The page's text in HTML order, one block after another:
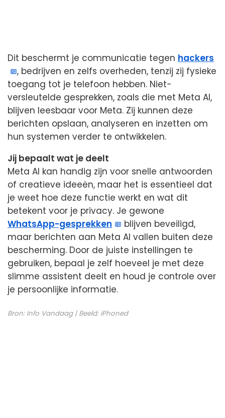
Dit beschermt je communicatie tegen hackers
, bedrijven en zelfs overheden, tenzij zij fysieke
toegang tot je telefoon hebben. Niet-
versleutelde gesprekken, zoals die met Meta AI,
blijven leesbaar voor Meta. Zij kunnen deze
berichten opslaan, analyseren en inzetten om
hun systemen verder te ontwikkelen.
Jij bepaalt wat je deelt
Meta AI kan handig zijn voor snelle antwoorden
of creatieve ideeën, maar het is essentieel dat
je weet hoe deze functie werkt en wat dit
betekent voor je privacy. Je gewone
WhatsApp-gesprekken
blijven beveiligd,
maar berichten aan Meta AI vallen buiten deze
bescherming. Door de juiste instellingen te
gebruiken, bepaal je zelf hoeveel je met deze
slimme assistent deelt en houd je controle over
je persoonlijke informatie.
Bron: Info Vandaag| Beeld: iPhoned